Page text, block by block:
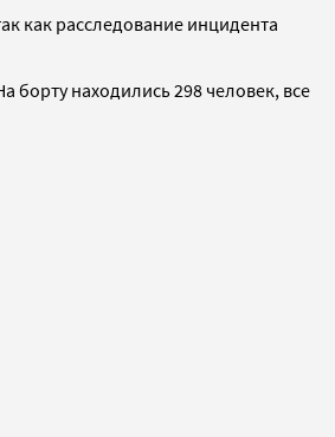
как расследование инцидента
борту находились 298 человек, все